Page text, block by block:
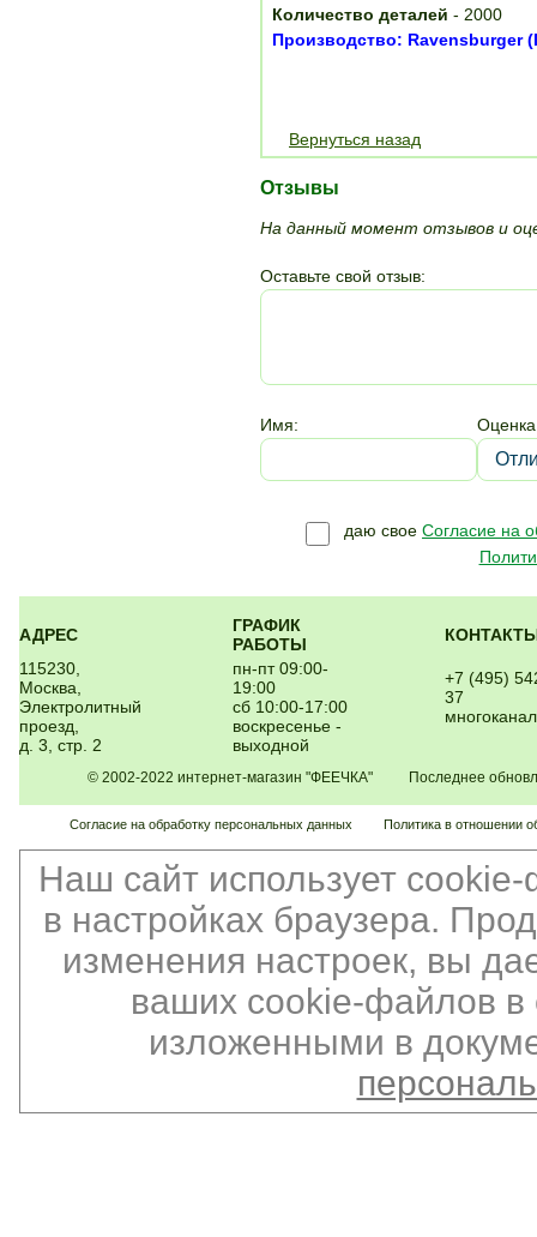
Количество деталей - 2000
Производство: Ravensburger
Вернуться назад
Отзывы
На данный момент отзывов и
Оставьте свой отзыв:
Имя:
даю свое Согласие на
АДРЕС
ГРАФИК
РАБОТЫ
115230,
Москва,
Электролитный
проезд,
д. 3, стр. 2
пн-пт 09:00-
19:00
сб 10:00-17:00
воскресенье -
выходной
+7 (495)
37
© 2002-2022 интернет-магазин "ФЕЕЧКА" Последнее
Согласие на обработку персональных данных Политика в отношении
Наш сайт использует
в настройках браузера.
изменения настроек, вы
ваших cookie-файлов в
изложенными в